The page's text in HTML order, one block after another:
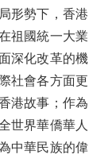
形勢下，香港
祖國統一大業
深化改革的機
社會各方面更
港故事；作為
世界華僑華人
中華民族的偉